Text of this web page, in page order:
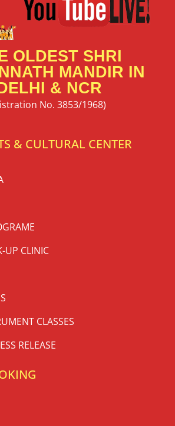
OLDEST SHRI
MANDIR IN
& NCR
No. 3853/1968)
& CULTURAL CENTER
UP CLINIC
CLASSES
RELEASE